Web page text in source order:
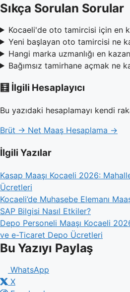
Sıkça Sorulan Sorular
Kocaeli'de oto tamircisi için en
Yeni başlayan oto tamircisi ne
Hangi marka uzmanlığı en
Bağımsız tamirhane açmak ne
🧮 İlgili Hesaplayıcı
Bu yazıdaki hesaplamayı kendi
Brüt → Net Maaş Hesaplama →
İlgili Yazılar
Kasap Maaşı Kocaeli 2026:
Ücretleri
Kocaeli’de Muhasebe Elemanı
SAP Bilgisi Nasıl Etkiler?
Depo Personeli Maaşı Kocaeli
ve e-Ticaret Depo Ücretleri
Bu Yazıyı Paylaş
WhatsApp
X